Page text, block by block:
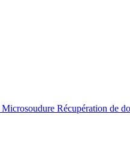
Microsoudure Récupération de